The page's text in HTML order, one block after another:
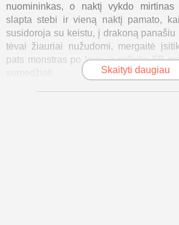
nuomininkas, o naktį vykdo
slapta stebi ir vieną naktį pamato,
susidoroja su keistu, į drakoną panašiu
tėvai žiauriai nužudomi, mergaitė
pats monstras po lova, ir palieka 5B
5B greitai ima įtarti kitą tiesą: šeima
Skaityti daugiau